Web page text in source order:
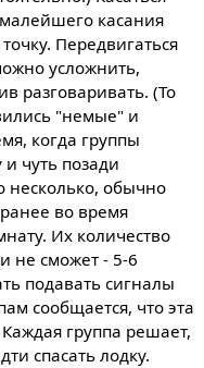
касания
Передвигаться
усложнить,
разговаривать. (То
"немые" и
когда группы
чуть позади
несколько, обычно
во время
Их количество
не сможет - 5-6
подавать сигналы
сообщается, что эта
группа решает,
спасать лодку.